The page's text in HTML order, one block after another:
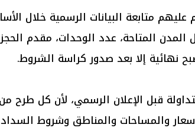
متابعة البيانات الرسمية خلال
المدن المتاحة، عدد الوحدات، مقدم
نهائية إلا بعد صدور كراسة الشروط.
قبل الإعلان الرسمي، لأن كل طرح من
والمساحات والمناطق وشروط